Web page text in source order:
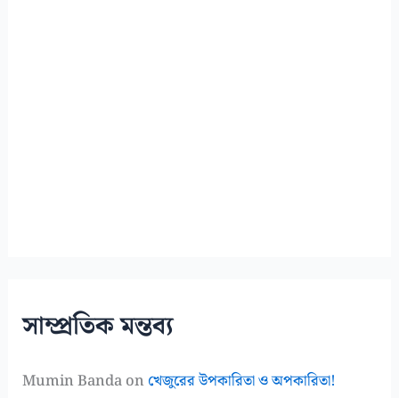
সাম্প্রতিক মন্তব্য
Mumin Bandaon খেজুরের উপকারিতা ও অপকারিতা!